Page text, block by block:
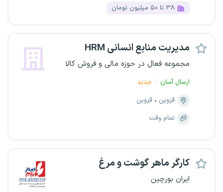
۳۸ تا ۵۰ میلیون تومان
مدیریت منابع انسانی HRM
مجموعه فعال در حوزه مالی و فروش کالا
ارسال آسان
جدید
قزوین
قزوین
تمام وقت
کارگر ماهر گوشت و مرغ
ایران بورچین